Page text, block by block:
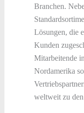
Branchen.
Lösungen, die
Kunden
Mitarbeitende
Nordamerika
weltweit zu